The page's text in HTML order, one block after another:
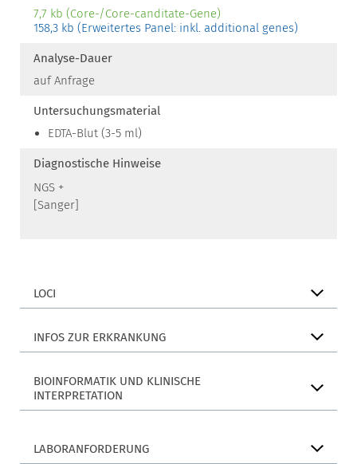
7,7 kb (Core-/Core-canditate-Gene)
158,3 kb (Erweitertes Panel: inkl. additional genes)
Analyse-Dauer
auf Anfrage
Untersuchungsmaterial
EDTA-Blut (3-5 ml)
Diagnostische Hinweise
NGS +
[Sanger]
LOCI
INFOS ZUR ERKRANKUNG
BIOINFORMATIK UND KLINISCHE
INTERPRETATION
LABORANFORDERUNG